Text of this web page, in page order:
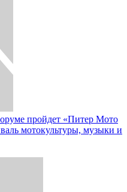
пройдет «Питер Мото
мотокультуры, музыки и